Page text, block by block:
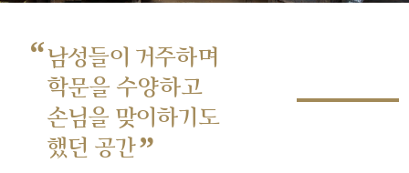
“남성들이 거주하며
학문을 수양하고
손님을 맞이하기도
했던 공간”